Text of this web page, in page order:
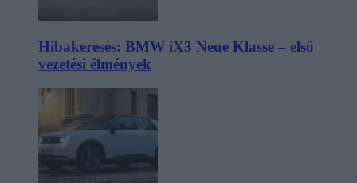
Hibakeresés: BMW iX3 Neue Klasse – első
vezetési élmények